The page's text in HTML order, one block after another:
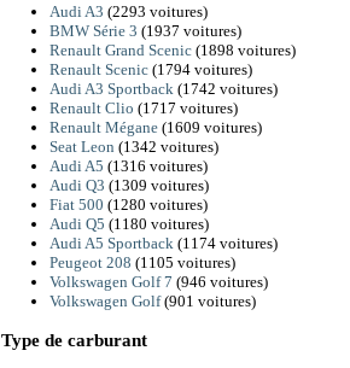
Audi A3 (2293 voitures)
BMW Série 3 (1937 voitures)
Renault Grand Scenic (1898 voitures)
Renault Scenic (1794 voitures)
Audi A3 Sportback (1742 voitures)
Renault Clio (1717 voitures)
Renault Mégane (1609 voitures)
Seat Leon (1342 voitures)
Audi A5 (1316 voitures)
Audi Q3 (1309 voitures)
Fiat 500 (1280 voitures)
Audi Q5 (1180 voitures)
Audi A5 Sportback (1174 voitures)
Peugeot 208 (1105 voitures)
Volkswagen Golf 7 (946 voitures)
Volkswagen Golf(901 voitures)
Type de carburant